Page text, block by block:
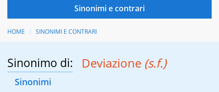
HOME SINONIMI E CONTRARI
Sinonimo di: Deviazione (s.f.)
Sinonimi